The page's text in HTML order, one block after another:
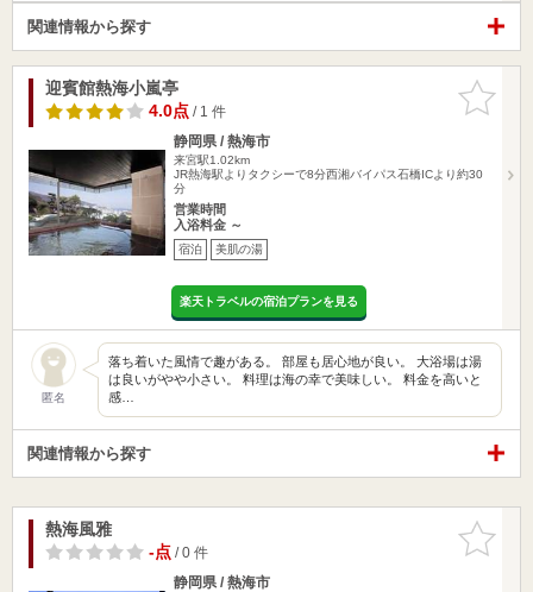
関連情報から探す
お気に入
りに追加
迎賓館熱海小嵐亭
4.0点/ 1 件
静岡県 / 熱海市
来宮駅1.02km
JR熱海駅よりタクシーで8分西湘バイパス石橋ICより約30
分
営業時間
入浴料金 ～
宿泊 美肌の湯
楽天トラベルの宿泊プランを見る
匿名
落ち着いた風情で趣がある。 部屋も居心地が良い。 大浴場は湯
は良いがやや小さい。 料理は海の幸で美味しい。 料金を高いと
感…
関連情報から探す
お気に入
りに追加
熱海風雅
-点/ 0 件
静岡県 / 熱海市